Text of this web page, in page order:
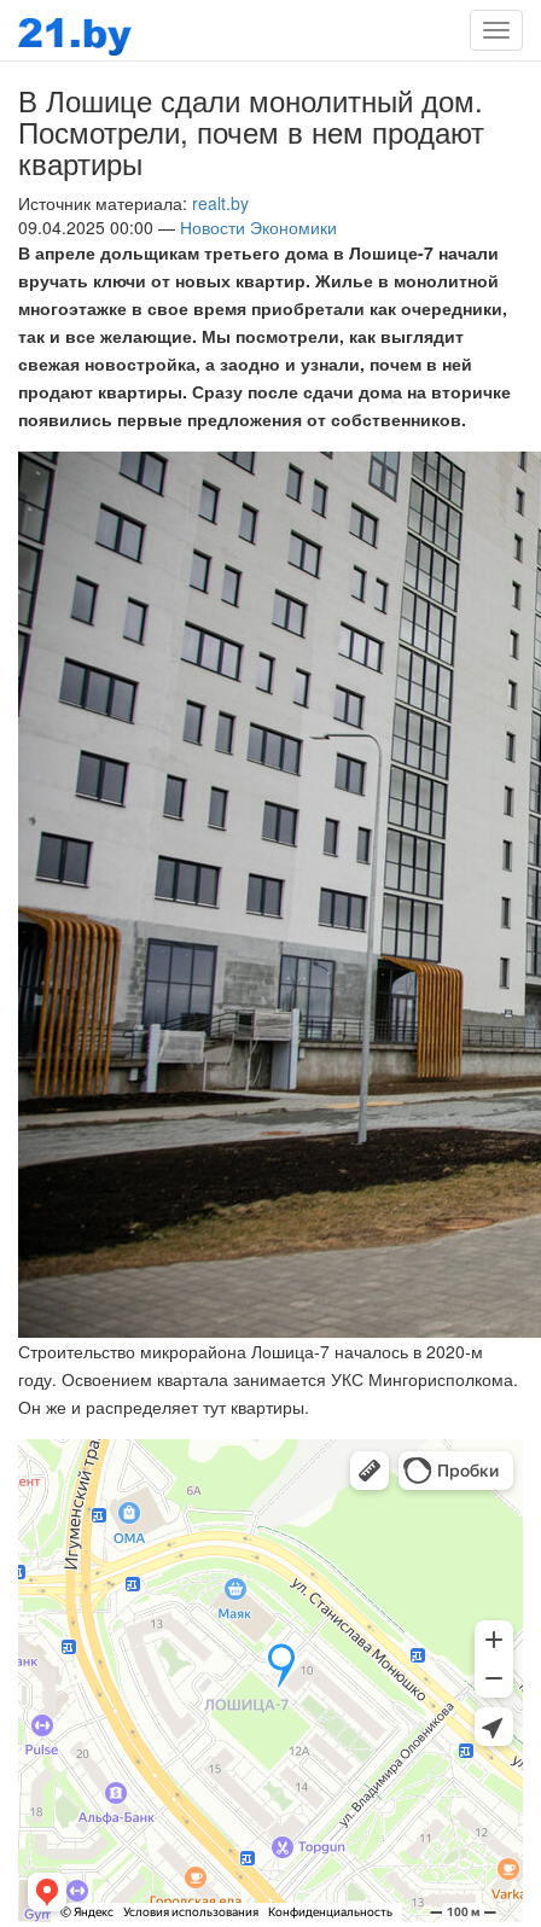
Меню
В Лошице сдали монолитный дом.
Посмотрели, почем в нем продают
квартиры
Источник материала: realt.by
09.04.2025 00:00 — Новости Экономики
В апреле дольщикам третьего дома в Лошице-7 начали
вручать ключи от новых квартир. Жилье в монолитной
многоэтажке в свое время приобретали как очередники,
так и все желающие. Мы посмотрели, как выглядит
свежая новостройка, а заодно и узнали, почем в ней
продают квартиры. Сразу после сдачи дома на вторичке
появились первые предложения от собственников.
Строительство микрорайона Лошица-7 началось в 2020-м
году. Освоением квартала занимается УКС Мингорисполкома.
Он же и распределяет тут квартиры.